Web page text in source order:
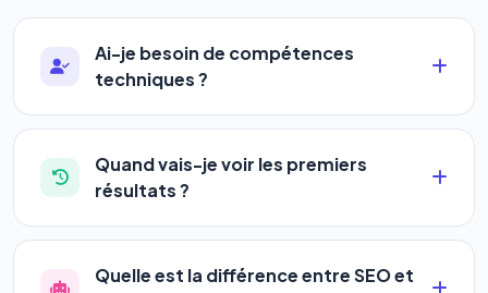
Ai-je besoin de compétences
techniques ?
Absolument pas. Notre logiciel a été conçu pour
être accessible àtous les profils: artisans,
commerçants, auto-entrepreneurs, PME ou
complexe — vous renseignez l'adresse de votre
site, décrivez votre activité, et le logiciel gère tout
Quand vais-je voir les premiers
résultats ?
La plupart de nos utilisateurs observent une
amélioration de leur positionnement en4 à 6
Quelle est la différence entre SEO et